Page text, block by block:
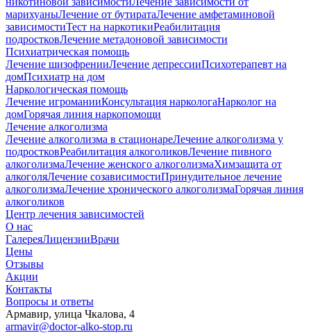
марихуаныЛечение от бутиратаЛечение амфетаминовой
зависимостиТест на наркотикиРеабилитация
подростковЛечение метадоновой зависимости
Психиатрическая помощь
Лечение шизофренииЛечение депрессииПсихотерапевт на
домПсихиатр на дом
Наркологическая помощь
Лечение игроманииКонсультация наркологаНарколог на
домГорячая линия наркопомощи
Лечение алкоголизма
Лечение алкоголизма в стационареЛечение алкоголизма у
подростковРеабилитация алкоголиковЛечение пивного
алкоголизмаЛечение женского алкоголизмаХимзащита от
алкоголяЛечение созависимостиПринудительное лечение
алкоголизмаЛечение хронического алкоголизмаГорячая линия
алкоголиков
Центр лечения зависимостей
О нас
ГалереяЛицензииВрачи
Цены
Отзывы
Акции
Контакты
Вопросы и ответы
Армавир, улица Чкалова, 4
armavir@doctor-alko-stop.ru